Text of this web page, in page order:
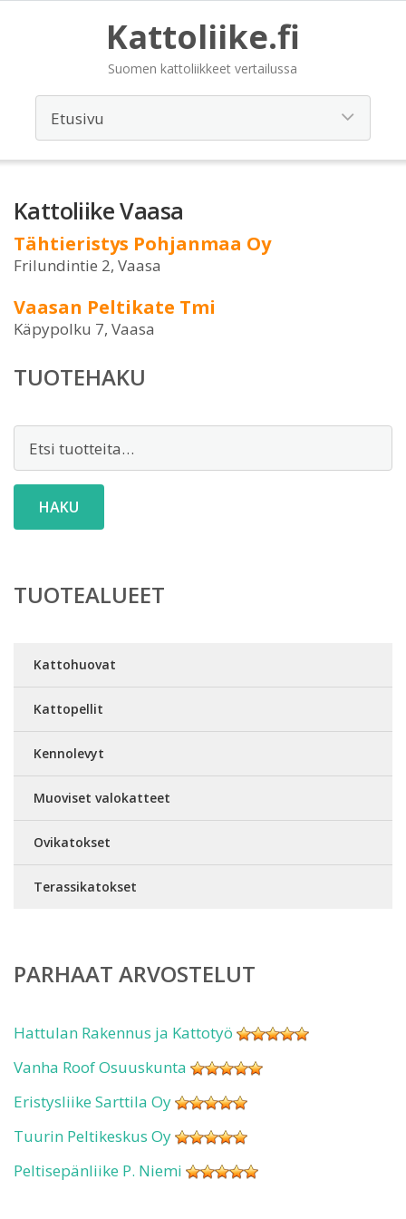
Kattoliike.fi
Suomen kattoliikkeet vertailussa
Kattoliike Vaasa
Tähtieristys Pohjanmaa Oy
Frilundintie 2, Vaasa
Vaasan Peltikate Tmi
Käpypolku 7, Vaasa
TUOTEHAKU
HAKU
TUOTEALUEET
Kattohuovat
Kattopellit
Kennolevyt
Muoviset valokatteet
Ovikatokset
Terassikatokset
PARHAAT ARVOSTELUT
Hattulan Rakennus ja Kattotyö
Vanha Roof Osuuskunta
Eristysliike Sarttila Oy
Tuurin Peltikeskus Oy
Peltisepänliike P. Niemi